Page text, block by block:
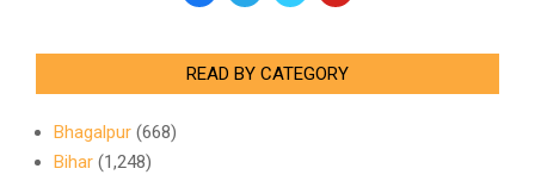
READ BY CATEGORY
Bhagalpur (668)
Bihar (1,248)